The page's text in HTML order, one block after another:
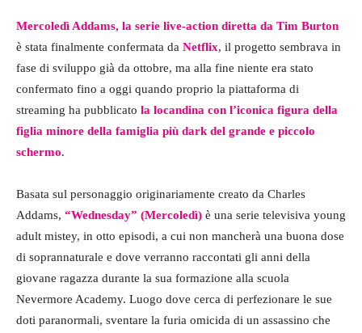
Mercoledì Addams, la serie live-action diretta da Tim Burton
è stata finalmente confermata da Netflix, il progetto sembrava in
fase di sviluppo già da ottobre, ma alla fine niente era stato
confermato fino a oggi quando proprio la piattaforma di
streaming ha pubblicato la locandina con l’iconica figura della
figlia minore della famiglia più dark del grande e piccolo
schermo.
Basata sul personaggio originariamente creato da Charles
Addams, “Wednesday” (Mercoledì) è una serie televisiva young
adult mistey, in otto episodi, a cui non mancherà una buona dose
di soprannaturale e dove verranno raccontati gli anni della
giovane ragazza durante la sua formazione alla scuola
Nevermore Academy. Luogo dove cerca di perfezionare le sue
doti paranormali, sventare la furia omicida di un assassino che